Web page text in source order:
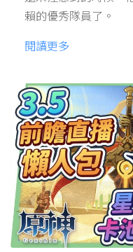
賴的優秀隊員了。
閱讀更多